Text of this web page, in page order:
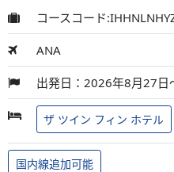
コースコード
ANA
出発日：2026年8月27
ザ ツイン フィン ホテル
国内線追加可能